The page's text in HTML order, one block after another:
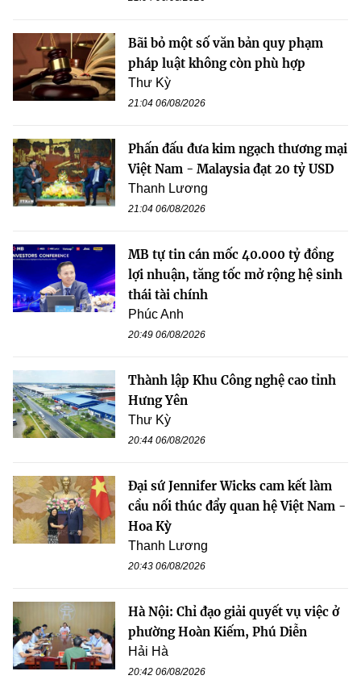
Bãi bỏ một số văn bản quy phạm
pháp luật không còn phù hợp
Thư Kỳ
21:04 06/08/2026
Phấn đấu đưa kim ngạch thương mại
Việt Nam - Malaysia đạt 20 tỷ USD
Thanh Lương
21:04 06/08/2026
MB tự tin cán mốc 40.000 tỷ đồng
lợi nhuận, tăng tốc mở rộng hệ sinh
thái tài chính
Phúc Anh
20:49 06/08/2026
Thành lập Khu Công nghệ cao tỉnh
Hưng Yên
Thư Kỳ
20:44 06/08/2026
Đại sứ Jennifer Wicks cam kết làm
cầu nối thúc đẩy quan hệ Việt Nam -
Hoa Kỳ
Thanh Lương
20:43 06/08/2026
Hà Nội: Chỉ đạo giải quyết vụ việc ở
phường Hoàn Kiếm, Phú Diễn
Hải Hà
20:42 06/08/2026